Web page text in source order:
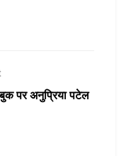
पर अनुप्रिया पटेल